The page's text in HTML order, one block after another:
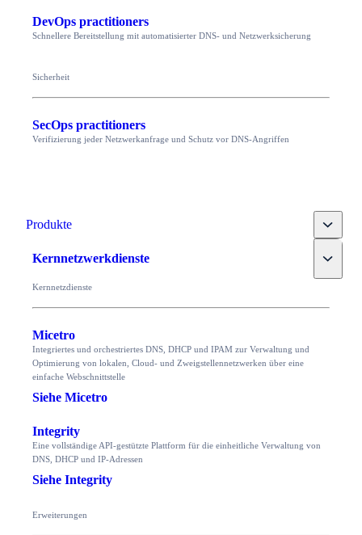
DevOps practitioners
Schnellere Bereitstellung mit automatisierter DNS- und Netzwerksicherung
Sicherheit
SecOps practitioners
Verifizierung jeder Netzwerkanfrage und Schutz vor DNS-Angriffen
Produkte Toggle
Kernnetzwerkdienste Toggle
Kernnetzdienste
Micetro
Integriertes und orchestriertes DNS, DHCP und IPAM zur Verwaltung und
Optimierung von lokalen, Cloud- und Zweigstellennetzwerken über eine
einfache Webschnittstelle
Siehe Micetro
Integrity
Eine vollständige API-gestützte Plattform für die einheitliche Verwaltung von
DNS, DHCP und IP-Adressen
Siehe Integrity
Erweiterungen